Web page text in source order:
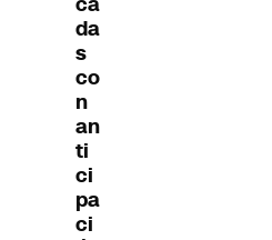
da
s
co
n
an
ti
ci
pa
ci